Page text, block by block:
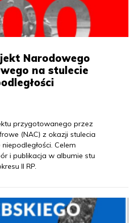
Narodowego
na stulecie
przygotowanego przez
(NAC) z okazji stulecia
Celem
i publikacja w albumie stu
II RP.